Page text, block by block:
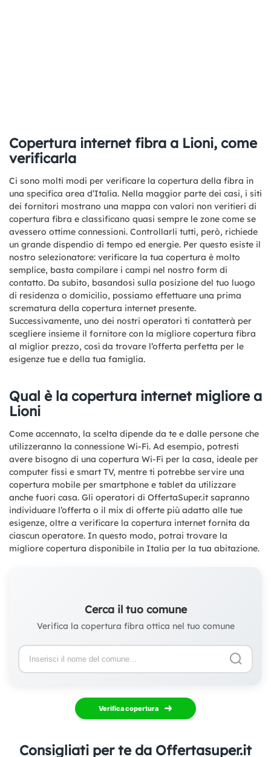
Copertura internet fibra a Lioni, come
verificarla
Ci sono molti modi per verificare la copertura della fibra in
una specifica area d’Italia. Nella maggior parte dei casi, i siti
dei fornitori mostrano una mappa con valori non veritieri di
copertura fibra e classificano quasi sempre le zone come se
avessero ottime connessioni. Controllarli tutti, però, richiede
un grande dispendio di tempo ed energie. Per questo esiste il
nostro selezionatore: verificare la tua copertura è molto
semplice, basta compilare i campi nel nostro form di
contatto. Da subito, basandosi sulla posizione del tuo luogo
di residenza o domicilio, possiamo effettuare una prima
scrematura della copertura internet presente.
Successivamente, uno dei nostri operatori ti contatterà per
scegliere insieme il fornitore con la migliore copertura fibra
al miglior prezzo, così da trovare l’offerta perfetta per le
esigenze tue e della tua famiglia.
Qual è la copertura internet migliore a
Lioni
Come accennato, la scelta dipende da te e dalle persone che
utilizzeranno la connessione Wi-Fi. Ad esempio, potresti
avere bisogno di una copertura Wi-Fi per la casa, ideale per
computer fissi e smart TV, mentre ti potrebbe servire una
copertura mobile per smartphone e tablet da utilizzare
anche fuori casa. Gli operatori di OffertaSuper.it sapranno
individuare l’offerta o il mix di offerte più adatto alle tue
esigenze, oltre a verificare la copertura internet fornita da
ciascun operatore. In questo modo, potrai trovare la
migliore copertura disponibile in Italia per la tua abitazione.
Cerca il tuo comune
Verifica la copertura fibra ottica nel tuo comune
Verifica copertura
Consigliati per te da Offertasuper.it